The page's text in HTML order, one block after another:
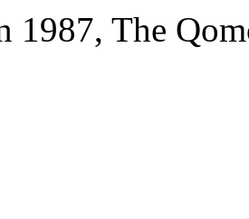
1987, The